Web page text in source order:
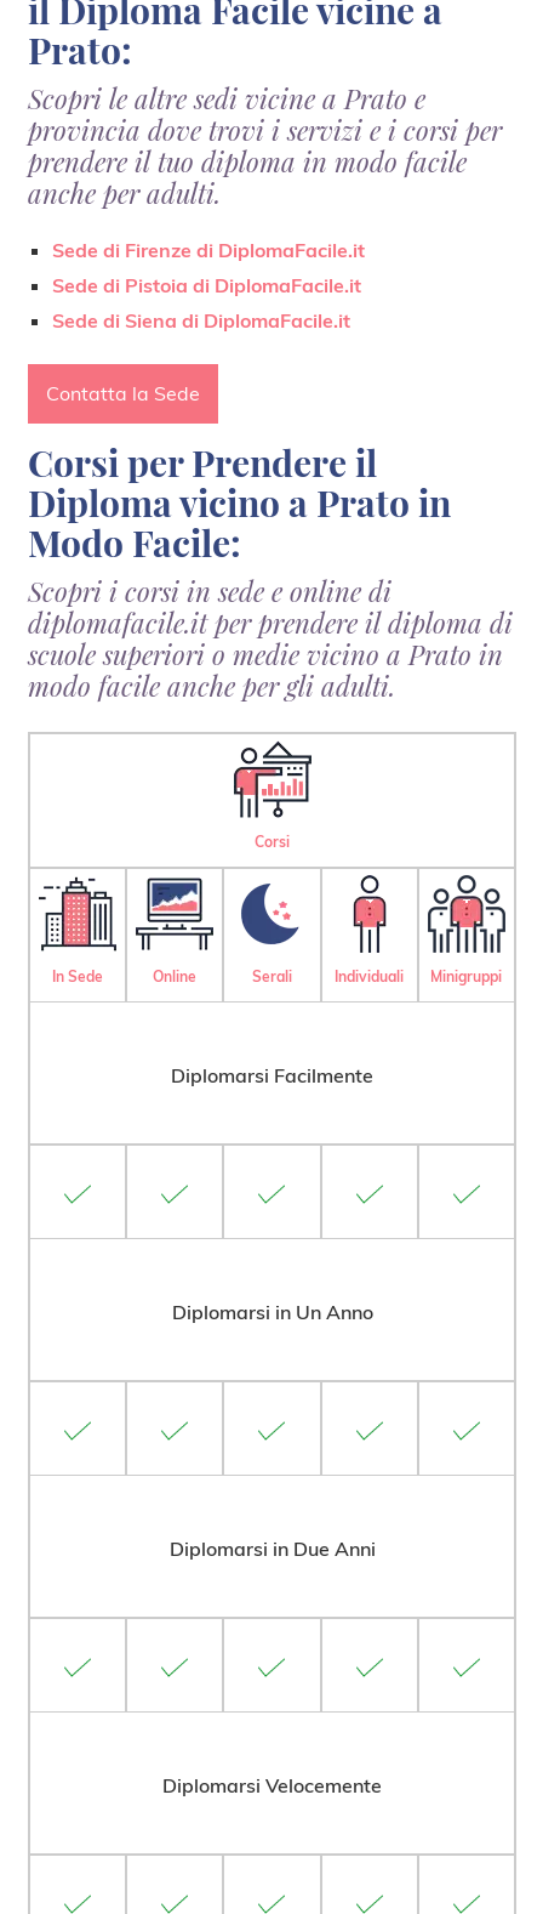
il Diploma Facile vicine a
Prato:
Scopri le altre sedi vicine a Prato e
provincia dove trovi i servizi e i corsi per
prendere il tuo diploma in modo facile
anche per adulti.
Sede di Firenze di DiplomaFacile.it
Sede di Pistoia di DiplomaFacile.it
Sede di Siena di DiplomaFacile.it
Contatta la Sede
Corsi per Prendere il
Diploma vicino a Prato in
Modo Facile:
Scopri i corsi in sede e online di
diplomafacile.it per prendere il diploma di
scuole superiori o medie vicino a Prato in
modo facile anche per gli adulti.
Corsi
In Sede Online Serali Individuali Minigruppi
Diplomarsi Facilmente
Diplomarsi in Un Anno
Diplomarsi in Due Anni
Diplomarsi Velocemente